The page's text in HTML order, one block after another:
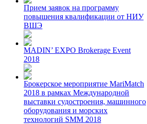
Прием заявок на программу
повышения квалификации от НИУ
ВШЭ
MADIN’ EXPO Brokerage Event
2018
Брокерское мероприятие MariMatch
2018 в рамках Международной
выставки судостроения, машинного
оборудования и морских
технологий SMM 2018